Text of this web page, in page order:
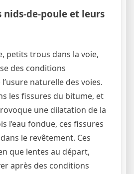
de-poule et leurs
petits trous dans la voie,
des conditions
naturelle des voies.
les fissures du bitume, et
une dilatation de la
l’eau fondue, ces fissures
le revêtement. Ces
que lentes au départ,
après des conditions